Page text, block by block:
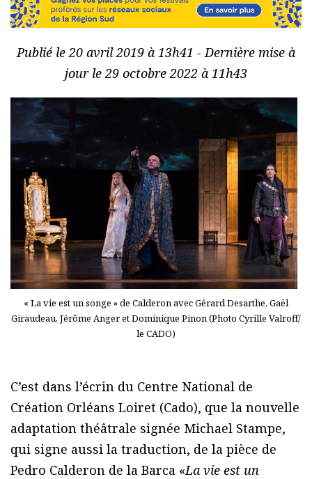
Publié le 20 avril 2019 à 13h41 - Dernière mise à
jour le 29 octobre 2022 à 11h43
« La vie est un songe » de Calderon avec Gérard Desarthe, Gaël
Giraudeau, Jérôme Anger et Dominique Pinon (Photo Cyrille Valroff/
le CADO)
C’est dans l’écrin du Centre National de
Création Orléans Loiret (Cado), que la nouvelle
adaptation théâtrale signée Michael Stampe,
qui signe aussi la traduction, de la pièce de
Pedro Calderon de la Barca «La vie est un